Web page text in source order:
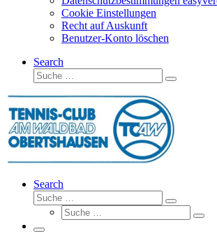
Cookie Einstellungen
Recht auf Auskunft
Benutzer-Konto löschen
Search
Suche
Suche
Search
Suche
Suche
Suche
Menü